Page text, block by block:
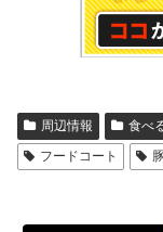
周辺情報 食べ
フードコート